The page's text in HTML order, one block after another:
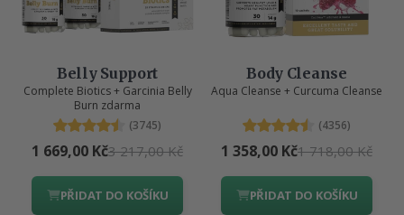
Belly Support
Complete Biotics + Garcinia Belly
Burn zdarma
(3745)
1 669,00 Kč3 217,00 Kč
PŘIDAT DO KOŠÍKU
Body Cleanse
Aqua Cleanse + Curcuma Cleanse
(4356)
1 358,00 Kč1 718,00 Kč
PŘIDAT DO KOŠÍKU